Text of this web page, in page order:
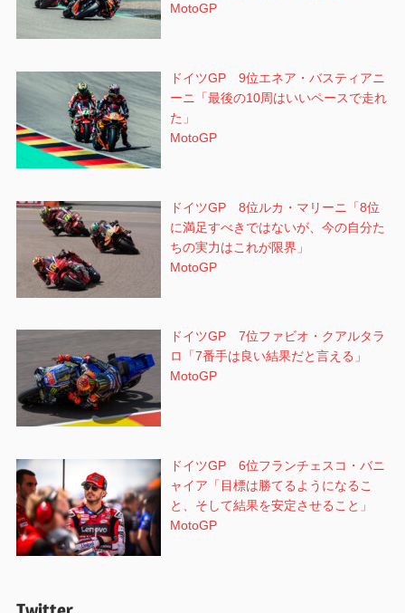
MotoGP
ドイツGP 9位エネア・バスティアニ
ーニ「最後の10周はいいペースで走れ
た」
MotoGP
ドイツGP 8位ルカ・マリーニ「8位
に満足すべきではないが、今の自分た
ちの実力はこれが限界」
MotoGP
ドイツGP 7位ファビオ・クアルタラ
ロ「7番手は良い結果だと言える」
MotoGP
ドイツGP 6位フランチェスコ・バニ
ャイア「目標は勝てるようになるこ
と、そして結果を安定させること」
MotoGP